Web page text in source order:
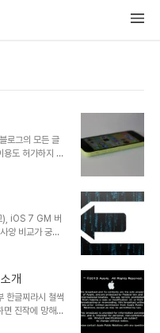
그의 모든 글
용도 허가하지 않
이 본 콘텐츠
트위터, 페이스
공유 가능합니
하시면 실시
), iOS 7 GM 버
양 비교가 궁금
했던 3가지 혁신
'탈옥' 얘기 좀
식이다. 금일
축으로 하는
소식이다. 이
개
글찌라시 철썩
면 진작에 망해서
에 참 시끄러웠